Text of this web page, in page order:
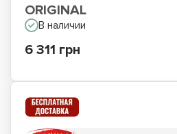
ORIGINAL
В наличии
6 311 грн